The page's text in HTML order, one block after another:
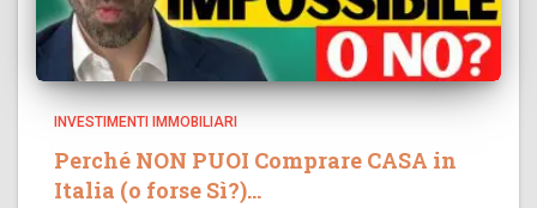
INVESTIMENTI IMMOBILIARI
Perché NON PUOI Comprare CASA in
Italia (o forse Sì?)…